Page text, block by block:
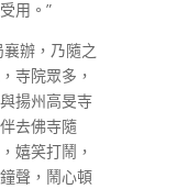
用。”
辦，乃隨之
寺院眾多，
揚州高旻寺
去佛寺隨
嬉笑打鬧，
聲，鬧心頓